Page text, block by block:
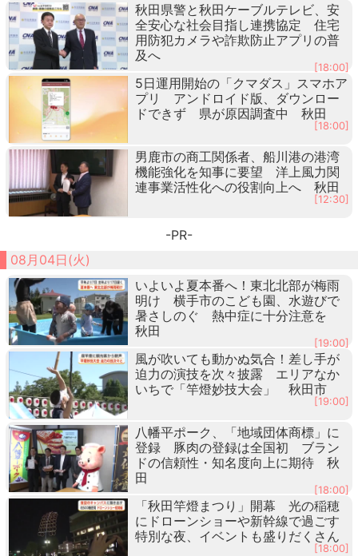
秋田県警と秋田ケーブルテレビ、安
全安心な社会目指し連携協定 住宅
用防犯カメラや詐欺防止アプリの普
及へ
[18:00]
5日運用開始の「クマダス」スマホア
プリ アンドロイド版、ダウンロー
ドできず 県が原因調査中 秋田
[18:00]
男鹿市の商工関係者、船川港の港湾
機能強化を知事に要望 洋上風力関
連事業活性化への役割向上へ 秋田
[12:30]
-PR-
08月04日(火)
いよいよ夏本番へ！東北北部が梅雨
明け 横手市のこども園、水遊びで
暑さしのぐ 熱中症に十分注意を
秋田
[19:00]
風が吹いても動かぬ気合！差し手が
迫力の演技を次々披露 エリアなか
いちで「竿燈妙技大会」 秋田市
[19:00]
八幡平ポーク、「地域団体商標」に
登録 豚肉の登録は全国初 ブラン
ドの信頼性・知名度向上に期待 秋
田
[18:00]
「秋田竿燈まつり」開幕 光の稲穂
にドローンショーや新幹線で過ごす
特別な夜、イベントも盛りだくさん
[18:00]